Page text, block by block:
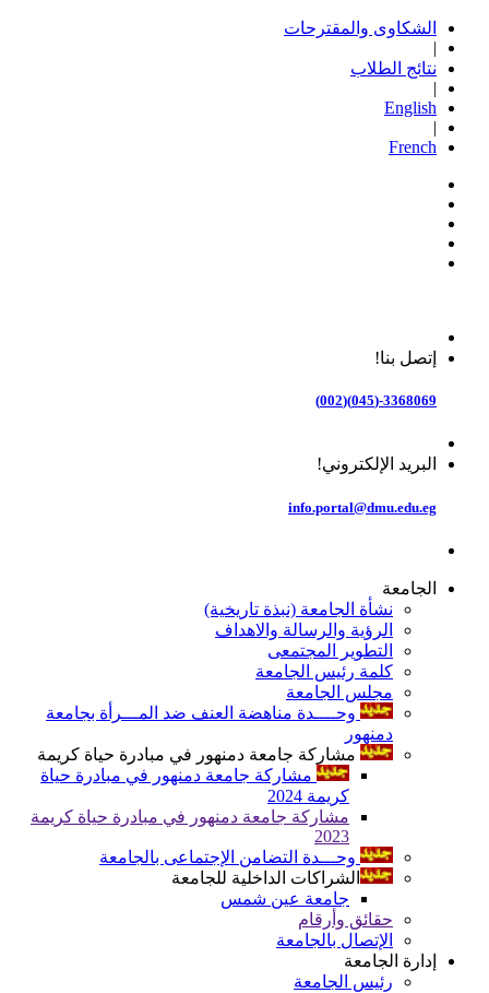
الشكاوى والمقترحات
|
نتائج الطلاب
|
English
|
French
إتصل بنا!
3368069-(045)(002)
البريد الإلكتروني!
info.portal@dmu.edu.eg
الجامعة
نشأة الجامعة (نبذة تاريخية)
الرؤية والرسالة والاهداف
التطوير المجتمعى
كلمة رئيس الجامعة
مجلس الجامعة
وحــــدة مناهضة العنف ضد المـــرأة بجامعة
دمنهور
مشاركة جامعة دمنهور في مبادرة حياة كريمة
مشاركة جامعة دمنهور في مبادرة حياة
كريمة 2024
مشاركة جامعة دمنهور في مبادرة حياة كريمة
2023
وحـــدة التضامن الإجتماعى بالجامعة
الشراكات الداخلية للجامعة
جامعة عين شمس
حقائق وأرقام
الإتصال بالجامعة
إدارة الجامعة
رئيس الجامعة